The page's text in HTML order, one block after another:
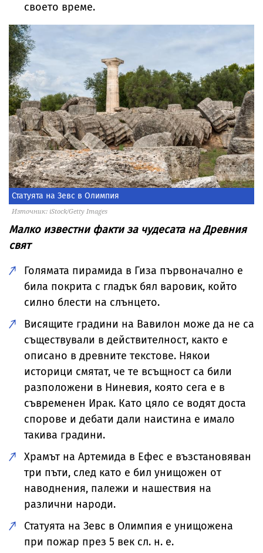
своето време.
Статуята на Зевс в Олимпия
Източник: iStock/Getty Images
Малко известни факти за чудесата на Древния
свят
Голямата пирамида в Гиза първоначално е
била покрита с гладък бял варовик, който
силно блести на слънцето.
Висящите градини на Вавилон може да не са
съществували в действителност, както е
описано в древните текстове. Някои
историци смятат, че те всъщност са били
разположени в Ниневия, която сега е в
съвременен Ирак. Като цяло се водят доста
спорове и дебати дали наистина е имало
такива градини.
Храмът на Артемида в Ефес е възстановяван
три пъти, след като е бил унищожен от
наводнения, палежи и нашествия на
различни народи.
Статуята на Зевс в Олимпия е унищожена
при пожар през 5 век сл. н. е.